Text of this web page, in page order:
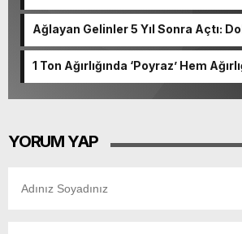
Ağlayan Gelinler 5 Yıl Sonra Açtı:
1 Ton Ağırlığında ‘Poyraz’ Hem
YORUM YAP